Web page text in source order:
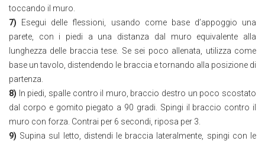
toccando il muro.
7) Esegui delle flessioni, usando come base d’appoggio una
parete, con i piedi a una distanza dal muro equivalente alla
lunghezza delle braccia tese. Se sei poco allenata, utilizza come
base un tavolo, distendendo le braccia e tornando alla posizione di
partenza.
8) In piedi, spalle contro il muro, braccio destro un poco scostato
dal corpo e gomito piegato a 90 gradi. Spingi il braccio contro il
muro con forza. Contrai per 6 secondi, riposa per 3.
9) Supina sul letto, distendi le braccia lateralmente, spingi con le